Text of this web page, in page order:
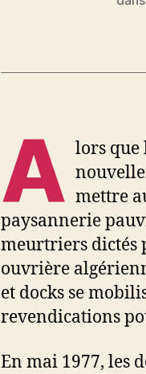
A lors que
mettre
paysannerie
meurtriers dictés
ouvrière
et docks se
revendications
En mai 1977, les